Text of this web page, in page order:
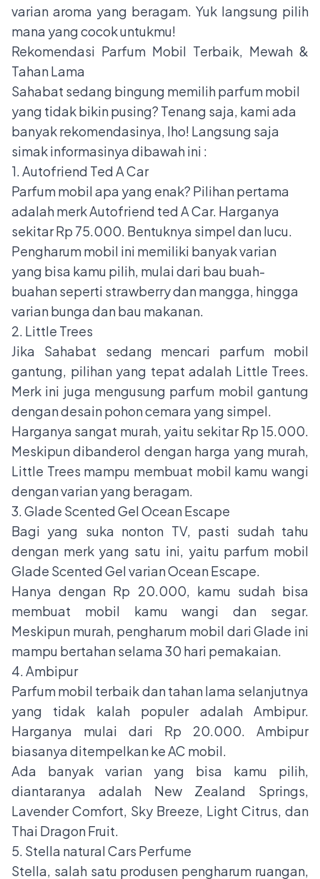
varian aroma yang beragam. Yuk langsung pilih
mana yang cocok untukmu!
Rekomendasi Parfum Mobil Terbaik, Mewah &
Tahan Lama
Sahabat sedang bingung memilih parfum mobil
yang tidak bikin pusing? Tenang saja, kami ada
banyak rekomendasinya, lho! Langsung saja
simak informasinya dibawah ini :
1. Autofriend Ted A Car
Parfum mobil apa yang enak? Pilihan pertama
adalah merk Autofriend ted A Car. Harganya
sekitar Rp 75.000. Bentuknya simpel dan lucu.
Pengharum mobil ini memiliki banyak varian
yang bisa kamu pilih, mulai dari bau buah-
buahan seperti strawberry dan mangga, hingga
varian bunga dan bau makanan.
2. Little Trees
Jika Sahabat sedang mencari parfum mobil
gantung, pilihan yang tepat adalah Little Trees.
Merk ini juga mengusung parfum mobil gantung
dengan desain pohon cemara yang simpel.
Harganya sangat murah, yaitu sekitar Rp 15.000.
Meskipun dibanderol dengan harga yang murah,
Little Trees mampu membuat mobil kamu wangi
dengan varian yang beragam.
3. Glade Scented Gel Ocean Escape
Bagi yang suka nonton TV, pasti sudah tahu
dengan merk yang satu ini, yaitu parfum mobil
Glade Scented Gel varian Ocean Escape.
Hanya dengan Rp 20.000, kamu sudah bisa
membuat mobil kamu wangi dan segar.
Meskipun murah, pengharum mobil dari Glade ini
mampu bertahan selama 30 hari pemakaian.
4. Ambipur
Parfum mobil terbaik dan tahan lama selanjutnya
yang tidak kalah populer adalah Ambipur.
Harganya mulai dari Rp 20.000. Ambipur
biasanya ditempelkan ke AC mobil.
Ada banyak varian yang bisa kamu pilih,
diantaranya adalah New Zealand Springs,
Lavender Comfort, Sky Breeze, Light Citrus, dan
Thai Dragon Fruit.
5. Stella natural Cars Perfume
Stella, salah satu produsen pengharum ruangan,